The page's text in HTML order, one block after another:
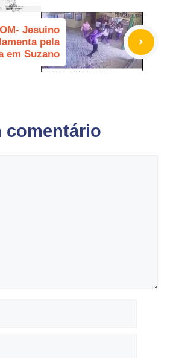
Jesuino
pela
em Suzano
comentário